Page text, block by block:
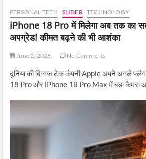
PERSONAL TECH SLIDER TECHNOLOGY
iPhone 18 Pro में मिलेगा अब तक का
अपग्रेड! कीमत बढ़ने की भी आशंका
June 2, 2026 No Comments
दुनिया की दिग्गज टेक कंपनी Apple अपने अगले
18 Pro और iPhone 18 Pro Max में बड़ा कैमरा